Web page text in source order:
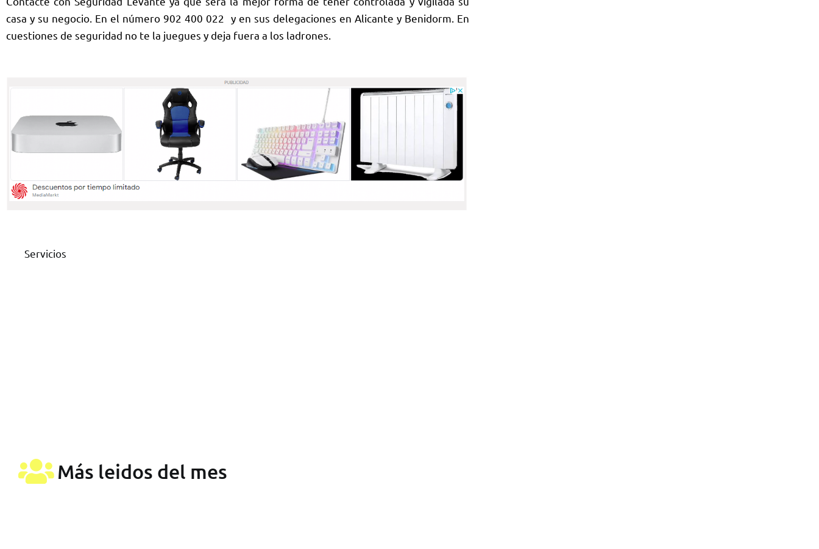
casa y su negocio. En el número 902 400 022 y en sus delegaciones en Alicante y Benidorm. En
cuestiones de seguridad no te la juegues y deja fuera a los ladrones.
Servicios
Más leidos del mes